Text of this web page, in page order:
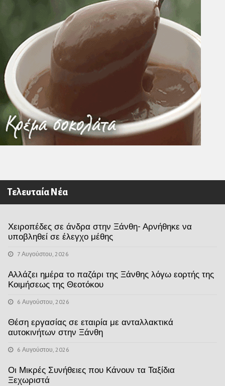
Τελευταία Νέα
Χειροπέδες σε άνδρα στην Ξάνθη- Αρνήθηκε να
υποβληθεί σε έλεγχο μέθης
7 Αυγούστου, 2026
Αλλάζει ημέρα το παζάρι της Ξάνθης λόγω εορτής της
Κοιμήσεως της Θεοτόκου
6 Αυγούστου, 2026
Θέση εργασίας σε εταιρία με ανταλλακτικά
αυτοκινήτων στην Ξάνθη
6 Αυγούστου, 2026
Οι Μικρές Συνήθειες που Κάνουν τα Ταξίδια
Ξεχωριστά